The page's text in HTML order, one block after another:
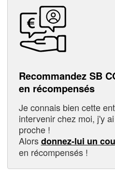
Recommandez SB
en récompensés
Je connais bien cette
intervenir chez moi, j'y
proche !
Alorsdonnez-lui un
en récompensés !